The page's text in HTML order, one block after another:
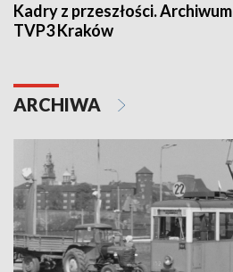
Kadry z przeszłości. Archiwum
TVP3 Kraków
ARCHIWA